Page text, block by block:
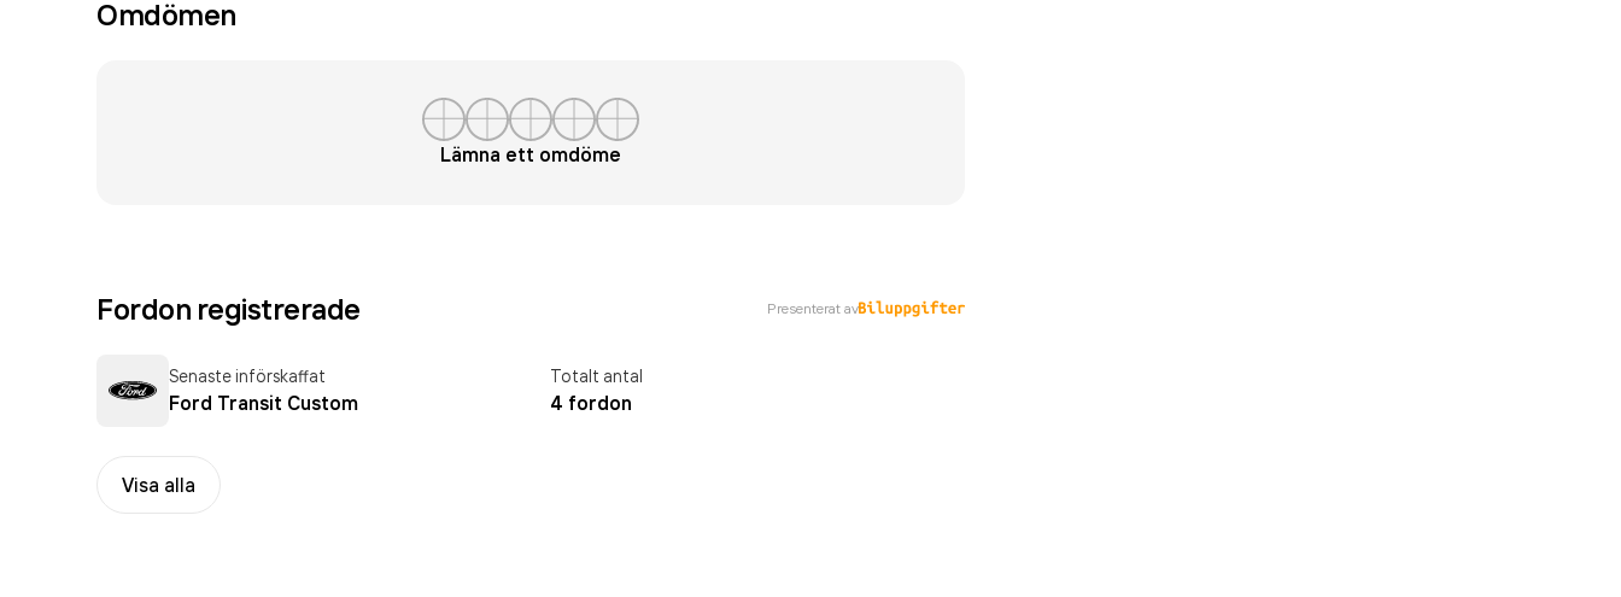
Omdömen
Lämna ett omdöme
Fordon registrerade Presenterat av
Senaste införskaffat
Ford Transit Custom
Totalt antal
4 fordon
Visa alla